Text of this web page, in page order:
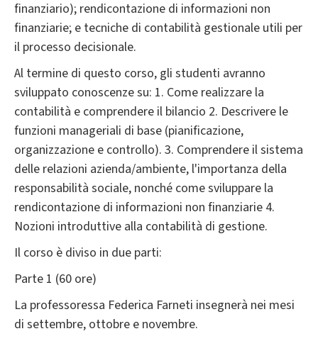
finanziario); rendicontazione di informazioni non
finanziarie; e tecniche di contabilità gestionale utili per
il processo decisionale.
Al termine di questo corso, gli studenti avranno
sviluppato conoscenze su: 1. Come realizzare la
contabilità e comprendere il bilancio 2. Descrivere le
funzioni manageriali di base (pianificazione,
organizzazione e controllo). 3. Comprendere il sistema
delle relazioni azienda/ambiente, l'importanza della
responsabilità sociale, nonché come sviluppare la
rendicontazione di informazioni non finanziarie 4.
Nozioni introduttive alla contabilità di gestione.
Il corso è diviso in due parti:
Parte 1 (60 ore)
La professoressa Federica Farneti insegnerà nei mesi
di settembre, ottobre e novembre.